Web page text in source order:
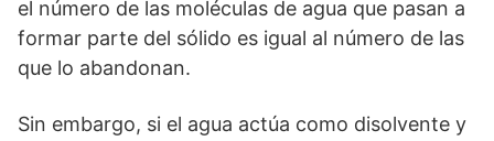
el número de las moléculas de agua que pasan a
formar parte del sólido es igual al número de las
que lo abandonan.
Sin embargo, si el agua actúa como disolvente y